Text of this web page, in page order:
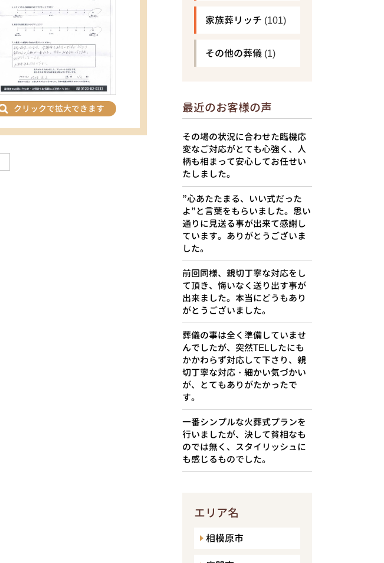
クリックで拡大できます
家族葬リッチ (101)
その他の葬儀 (1)
最近のお客様の声
その場の状況に合わせた臨機応
変なご対応がとても心強く、人
柄も相まって安心してお任せい
たしました。
”心あたたまる、いい式だった
よ”と言葉をもらいました。思い
通りに見送る事が出来て感謝し
ています。ありがとうございま
した。
前回同様、親切丁寧な対応をし
て頂き、悔いなく送り出す事が
出来ました。本当にどうもあり
がとうございました。
葬儀の事は全く準備していませ
んでしたが、突然TELしたにも
かかわらず対応して下さり、親
切丁寧な対応・細かい気づかい
が、とてもありがたかったで
す。
一番シンプルな火葬式プランを
行いましたが、決して貧相なも
のでは無く、スタイリッシュに
も感じるものでした。
エリア名
相模原市